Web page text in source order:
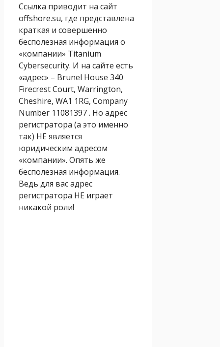
Ссылка приводит на сайт
offshore.su, где представлена
краткая и совершенно
бесполезная информация о
«компании» Titanium
Cybersecurity. И на сайте есть
«адрес» – Brunel House 340
Firecrest Court, Warrington,
Cheshire, WA1 1RG, Company
Number 11081397 . Но адрес
регистратора (а это именно
так) НЕ является
юридическим адресом
«компании». Опять же
бесполезная информация.
Ведь для вас адрес
регистратора НЕ играет
никакой роли!